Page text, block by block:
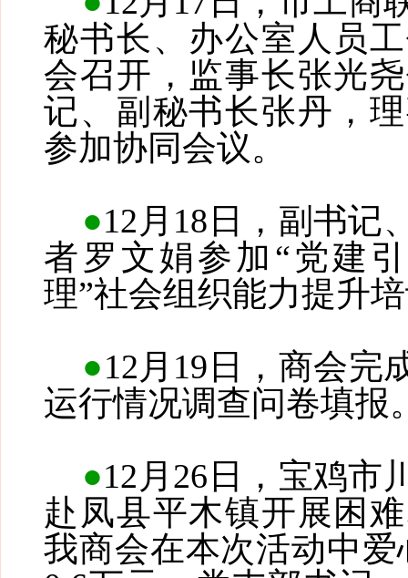
秘书长、办公室人员
会召开，监事长张光
记、副秘书长张丹，
参加协同会议。
●12月18日，副书记
者罗文娟参加“党建
理”社会组织能力提升
●12月19日，商会完
运行情况调查问卷填报
●12月26日，宝鸡市
赴凤县平木镇开展困
我商会在本次活动中